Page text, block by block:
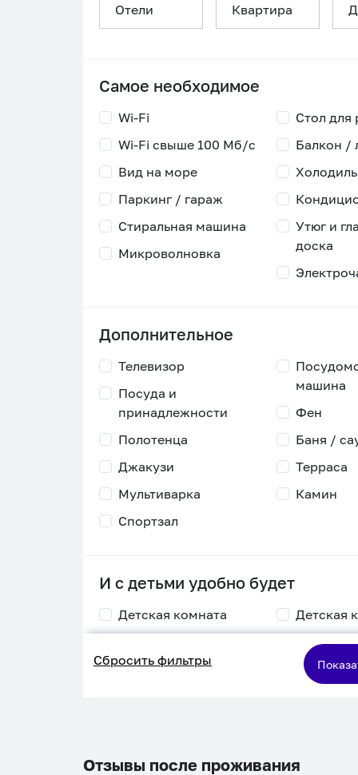
Отели Квартира
Самое необходимое
Wi-Fi
Wi-Fi свыше 100 Мб/с
Стол для
Балкон /
Вид на море
Паркинг / гараж
Стиральная машина
Микроволновка
Утюг и
доска
Дополнительное
Телевизор
Посуда и
принадлежности
машина
Фен
Полотенца
Джакузи
Баня /
Терраса
Мультиварка
Спортзал
Камин
И с детьми удобно будет
Детская комната
кормления
Детская
кровать
Сбросить фильтры
Отзывы после проживания